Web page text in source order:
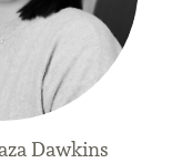
Dawkins